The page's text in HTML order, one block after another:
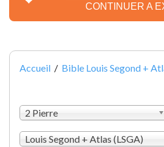
CONTINUER A
Accueil / Bible Louis Segond +
2 Pierre
Louis Segond + Atlas (LSGA)